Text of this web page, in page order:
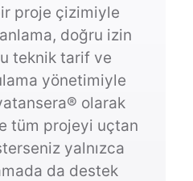
proje çizimiyle
doğru izin
teknik tarif ve
yönetimiyle
olarak
tüm projeyi uçtan
yalnızca
da destek